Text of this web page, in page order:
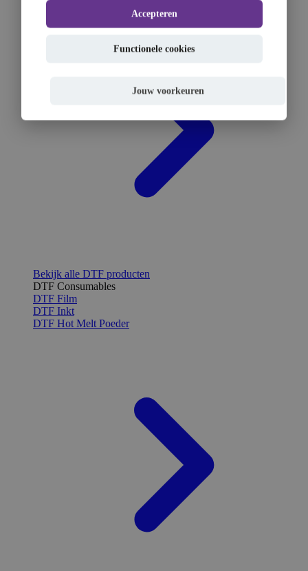
Bekijk alle DTF producten
DTF Consumables
DTF Film
DTF Inkt
DTF Hot Melt Poeder
Accepteren
Functionele cookies
Jouw voorkeuren